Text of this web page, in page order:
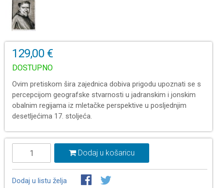
129,00 €
DOSTUPNO
Ovim pretiskom šira zajednica dobiva prigodu upoznati se s
percepcijom geografske stvarnosti u jadranskim i jonskim
obalnim regijama iz mletačke perspektive u posljednjim
desetljećima 17. stoljeća.
Dodaj u košaricu
Dodaj u listu želja